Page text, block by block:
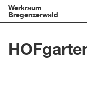
Werkraum
Bregenzerwald